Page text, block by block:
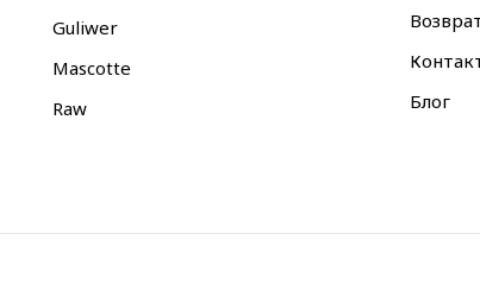
Guliwer
Mascotte
Raw
Блог